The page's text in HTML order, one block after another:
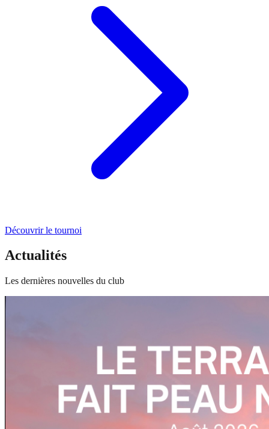
Découvrir le tournoi
Actualités
Les dernières nouvelles du club